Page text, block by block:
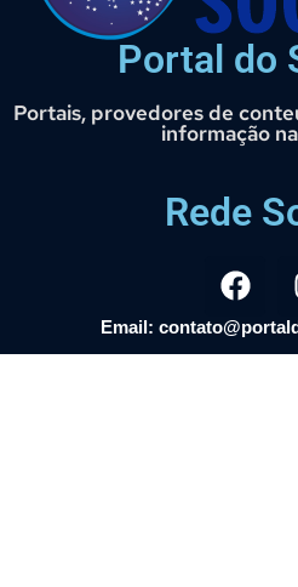
Portal do
Portais, provedores de
informação
Rede
Email: